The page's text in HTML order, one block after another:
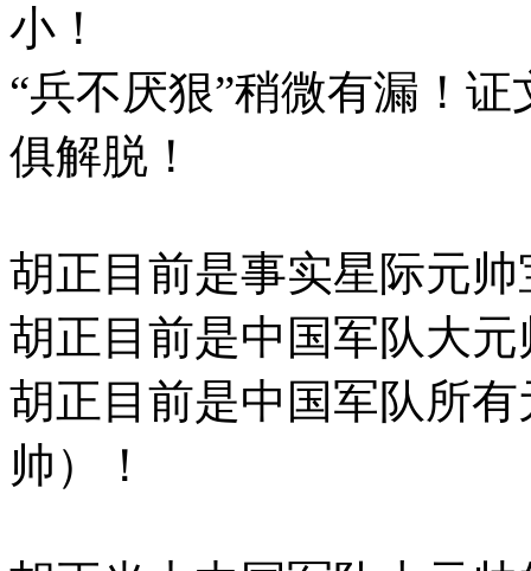
小！
“兵不厌狠”稍微有漏！
俱解脱！
胡正目前是事实星际元
胡正目前是中国军队大元
胡正目前是中国军队所
帅）！